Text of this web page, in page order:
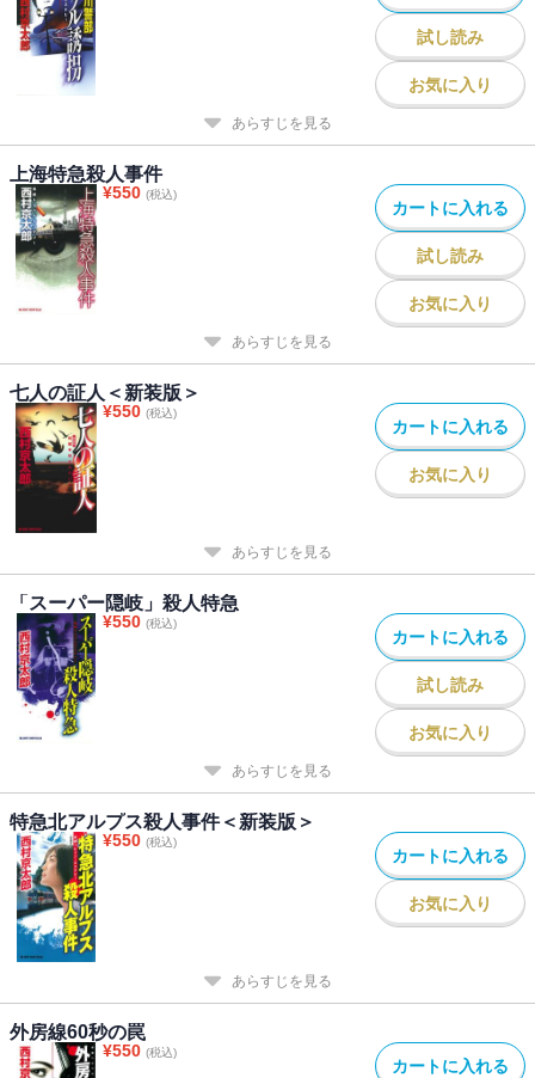
試し読み
お気に入り
あらすじを見る
上海特急殺人事件
¥550 (税込)
カートに入れる
試し読み
お気に入り
あらすじを見る
七人の証人＜新装版＞
¥550 (税込)
カートに入れる
お気に入り
あらすじを見る
「スーパー隠岐」殺人特急
¥550 (税込)
カートに入れる
試し読み
お気に入り
あらすじを見る
特急北アルプス殺人事件＜新装版＞
¥550 (税込)
カートに入れる
お気に入り
あらすじを見る
外房線60秒の罠
¥550 (税込)
カートに入れる